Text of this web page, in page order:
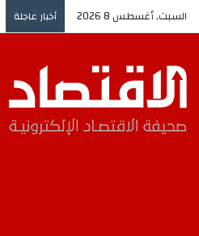
السبت, أغسطس 8 2026 أخبار عاجلة